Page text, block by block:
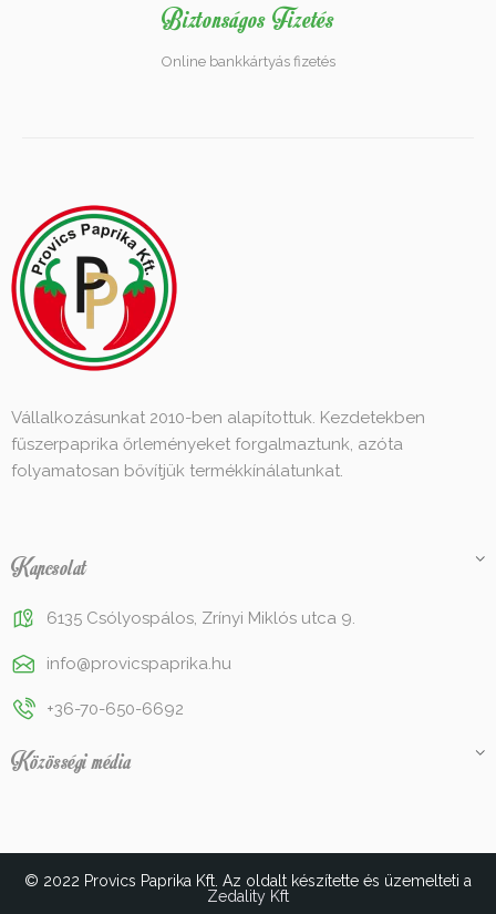
Biztonságos Fizetés
Online bankkártyás fizetés
Vállalkozásunkat 2010-ben alapítottuk. Kezdetekben
fűszerpaprika őrleményeket forgalmaztunk, azóta
folyamatosan bővítjük termékkínálatunkat.
Kapcsolat
6135 Csólyospálos, Zrínyi Miklós utca 9.
info@provicspaprika.hu
+36-70-650-6692
Közösségi média
© 2022 Provics Paprika Kft. Az oldalt készítette és üzemelteti a
Zedality Kft